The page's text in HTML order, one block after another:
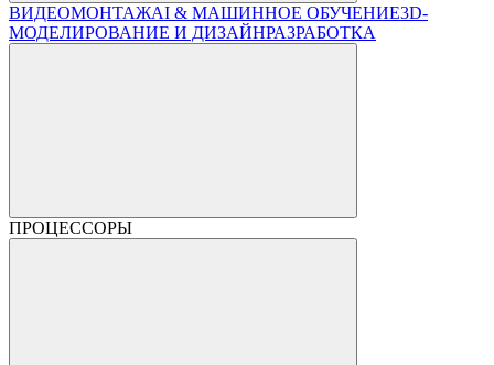
ВИДЕОМОНТАЖAI & МАШИННОЕ ОБУЧЕНИЕ3D-
МОДЕЛИРОВАНИЕ И ДИЗАЙНРАЗРАБОТКА
ПРОЦЕССОРЫ